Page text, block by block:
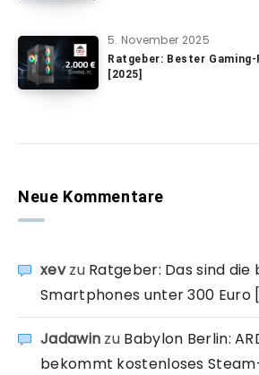
5. November 2025
Ratgeber: Bester
[2025]
Neue Kommentare
xevzu Ratgeber: Das sind die
Smartphones unter 300 Euro
Jadawin zu Babylon Berlin:
bekommt kostenloses